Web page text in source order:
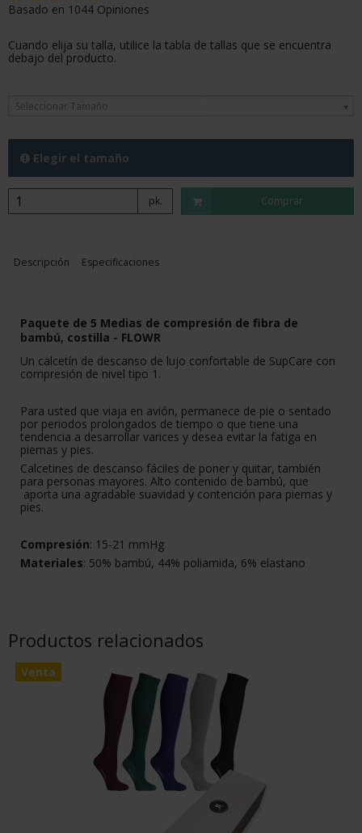
Basado en 1044 Opiniones
Cuando elija su talla, utilice la tabla de tallas que se encuentra
debajo del producto.
Seleccionar Tamaño
Elegir el tamaño
pk. Comprar
Descripción Especificaciones
Paquete de 5 Medias de compresión de fibra de
bambú, costilla - FLOWR
Un calcetín de descanso de lujo confortable de SupCare con
compresión de nivel tipo 1.
Para usted que viaja en avión, permanece de pie o sentado
por periodos prolongados de tiempo o que tiene una
tendencia a desarrollar varices y desea evitar la fatiga en
piernas y pies.
Calcetines de descanso fáciles de poner y quitar, también
para personas mayores. Alto contenido de bambú, que
aporta una agradable suavidad y contención para piernas y
pies.
Compresión: 15-21 mmHg
Materiales: 50% bambú, 44% poliamida, 6% elastano
Productos relacionados
Venta